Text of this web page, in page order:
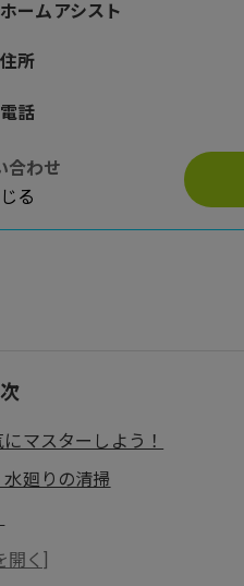
ホームアシスト
住所
電話
マスターしよう！
廻りの清掃
汚れ